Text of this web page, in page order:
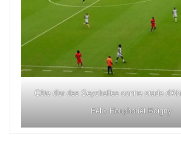
Côte d'or des Seychelles contre stade
Félix Houphouët Boigny